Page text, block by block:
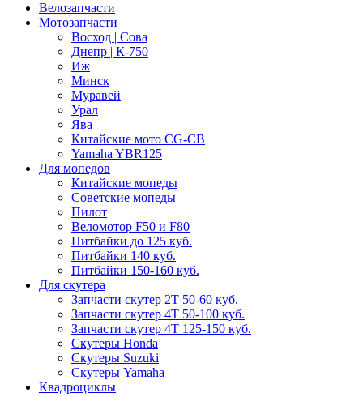
Велозапчасти
Мотозапчасти
Восход | Сова
Днепр | К-750
Иж
Минск
Муравей
Урал
Ява
Китайские мото CG-CB
Yamaha YBR125
Для мопедов
Китайские мопеды
Советские мопеды
Пилот
Веломотор F50 и F80
Питбайки до 125 куб.
Питбайки 140 куб.
Питбайки 150-160 куб.
Для скутера
Запчасти скутер 2Т 50-60 куб.
Запчасти скутер 4Т 50-100 куб.
Запчасти скутер 4Т 125-150 куб.
Скутеры Honda
Скутеры Suzuki
Скутеры Yamaha
Квадроциклы